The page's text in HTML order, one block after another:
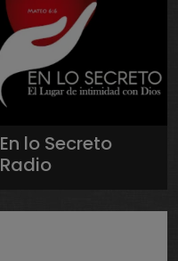
En lo Secreto
Radio